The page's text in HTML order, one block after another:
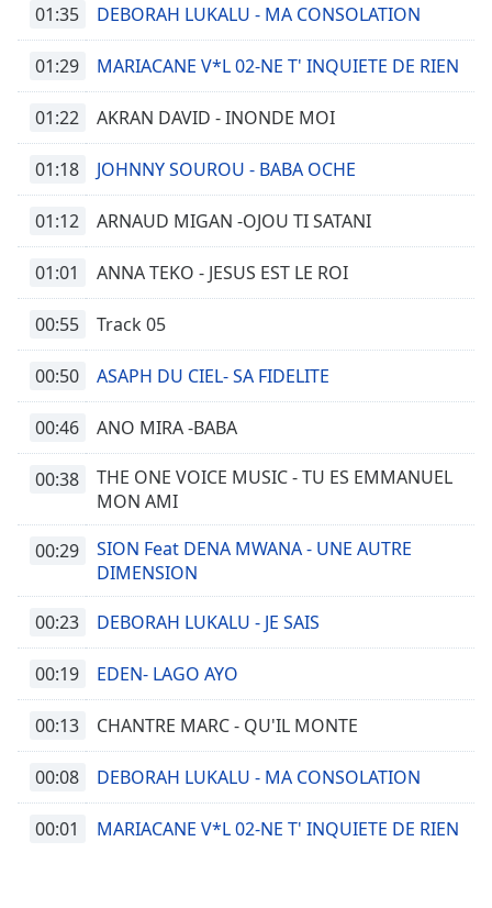
01:35 DEBORAH LUKALU - MA CONSOLATION
01:29 MARIACANE V*L 02-NE T' INQUIETE DE RIEN
01:22 AKRAN DAVID - INONDE MOI
01:18 JOHNNY SOUROU - BABA OCHE
01:12 ARNAUD MIGAN -OJOU TI SATANI
01:01 ANNA TEKO - JESUS EST LE ROI
00:55 Track 05
00:50 ASAPH DU CIEL- SA FIDELITE
00:46 ANO MIRA -BABA
00:38
THE ONE VOICE MUSIC - TU ES EMMANUEL
MON AMI
00:29
SION Feat DENA MWANA - UNE AUTRE
DIMENSION
00:23 DEBORAH LUKALU - JE SAIS
00:19 EDEN- LAGO AYO
00:13 CHANTRE MARC - QU'IL MONTE
00:08 DEBORAH LUKALU - MA CONSOLATION
00:01 MARIACANE V*L 02-NE T' INQUIETE DE RIEN